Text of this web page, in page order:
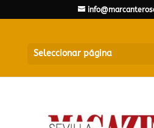
Seleccionar página